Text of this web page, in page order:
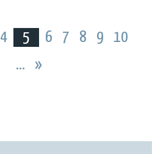
4 5 6 7 8 9
10
...
»